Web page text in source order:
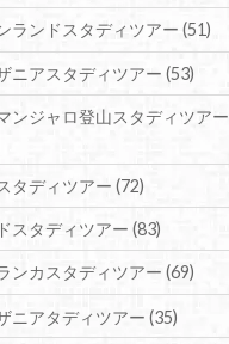
ランドスタディツアー(51)
ニアスタディツアー(53)
ンジャロ登山スタディツアー
タディツアー(72)
スタディツアー(83)
ンカスタディツアー(69)
ニアタディツアー(35)